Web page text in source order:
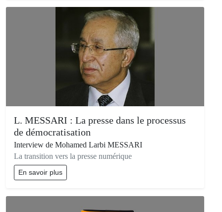
L. MESSARI : La presse dans le processus
de démocratisation
Interview de Mohamed Larbi MESSARI
La transition vers la presse numérique
En savoir plus